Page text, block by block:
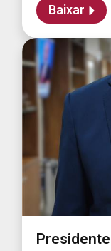
Baixar